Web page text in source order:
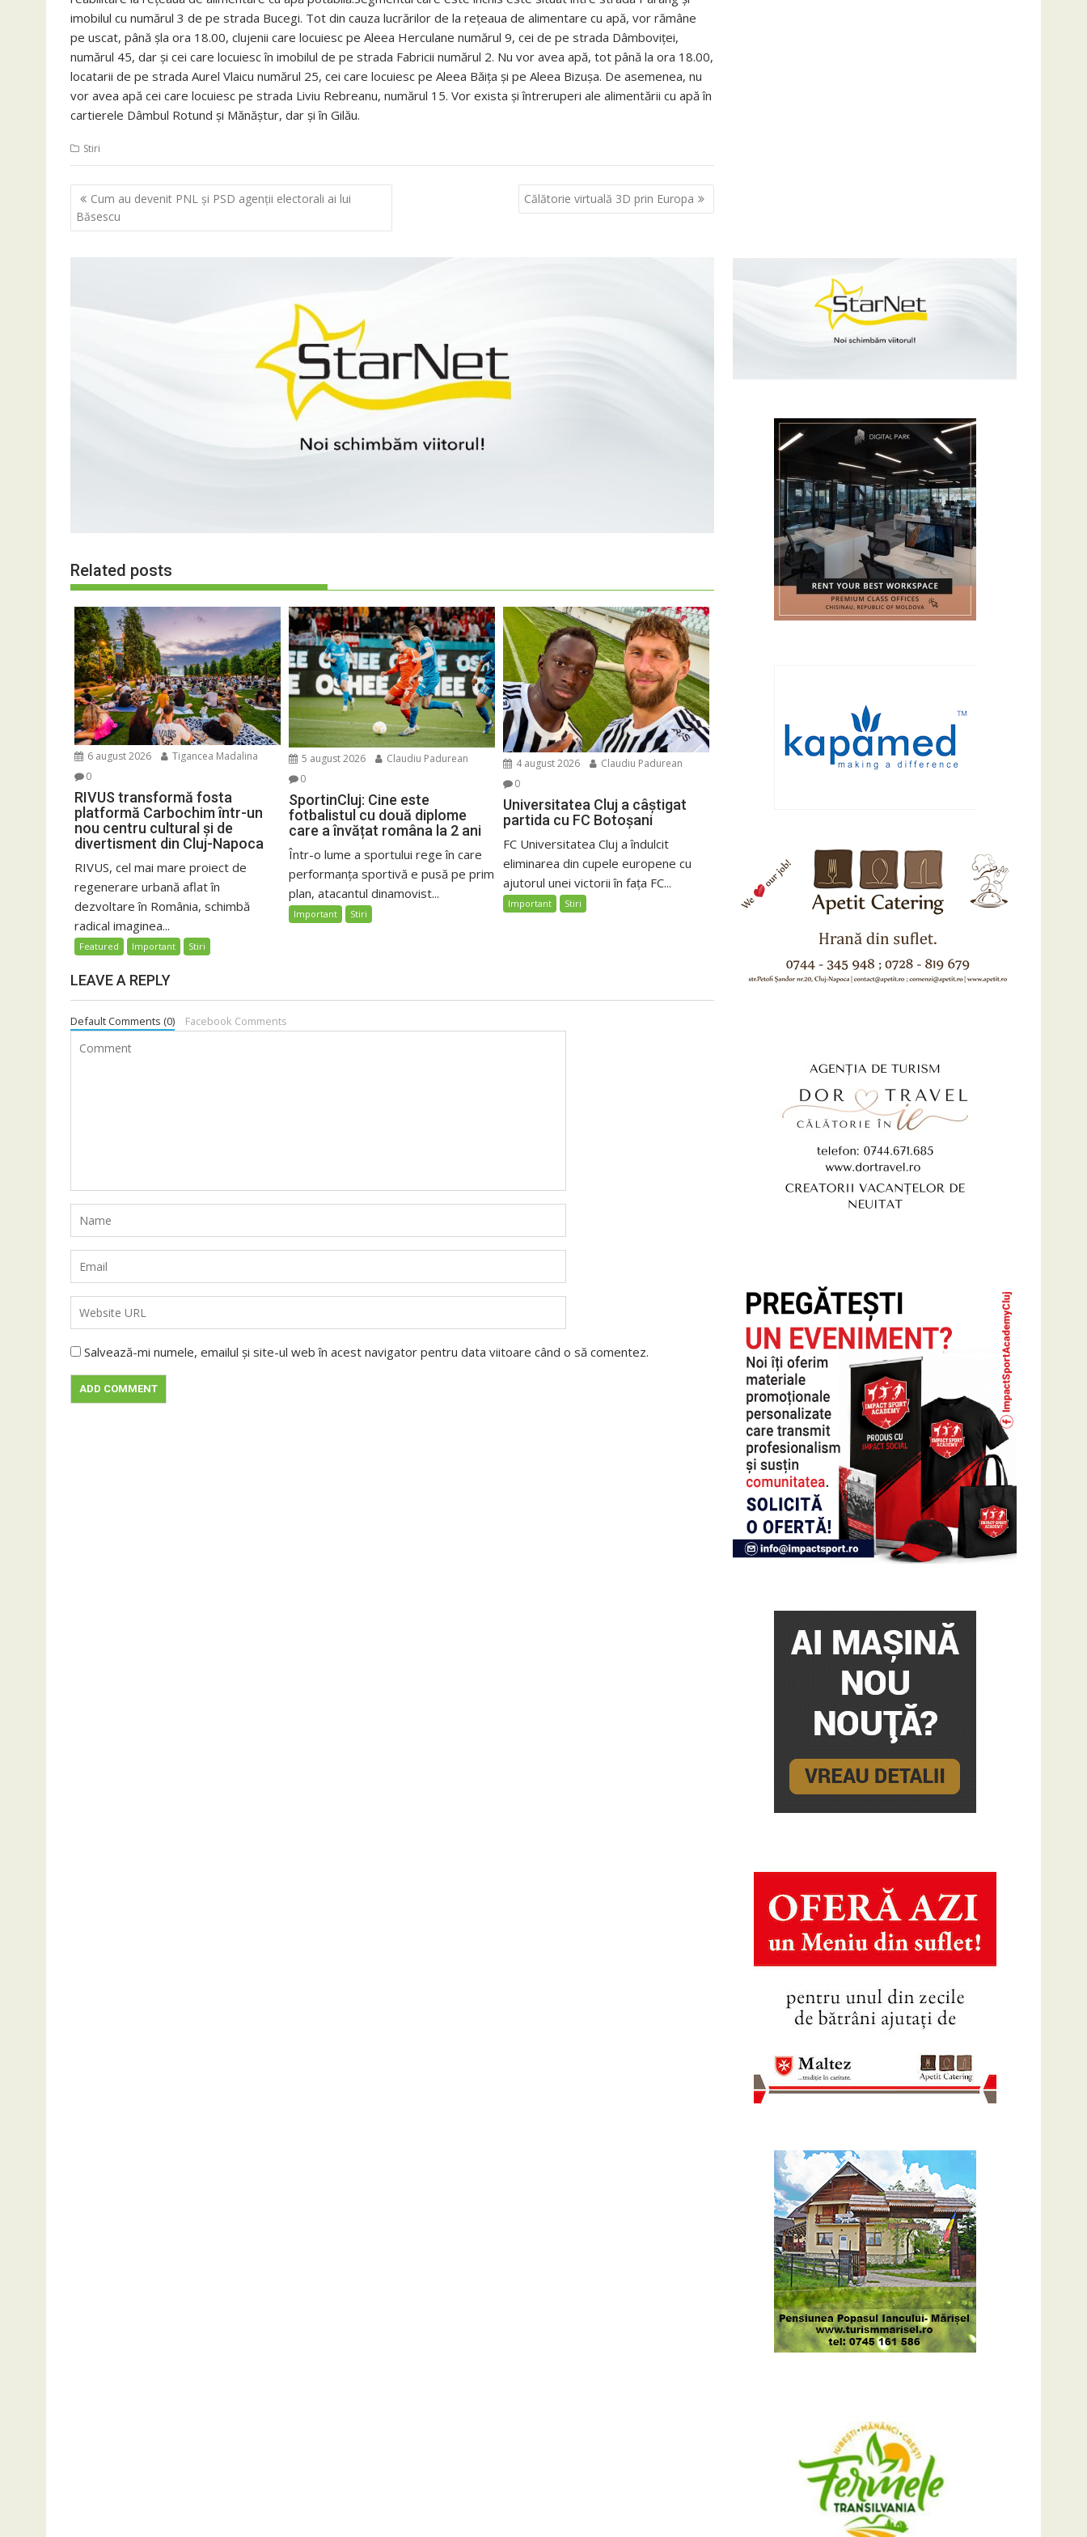
imobilul cu numărul 3 de pe strada Bucegi. Tot din cauza lucrărilor de la reţeaua de alimentare cu apă, vor rămâne
pe uscat, până şla ora 18.00, clujenii care locuiesc pe Aleea Herculane numărul 9, cei de pe strada Dâmboviţei,
numărul 45, dar şi cei care locuiesc în imobilul de pe strada Fabricii numărul 2. Nu vor avea apă, tot până la ora 18.00,
locatarii de pe strada Aurel Vlaicu numărul 25, cei care locuiesc pe Aleea Băiţa şi pe Aleea Bizuşa. De asemenea, nu
vor avea apă cei care locuiesc pe strada Liviu Rebreanu, numărul 15. Vor exista şi întreruperi ale alimentării cu apă în
cartierele Dâmbul Rotund şi Mănăştur, dar şi în Gilău.
Stiri
Navigare
în
articole
Cum au devenit PNL şi PSD agenţii electorali ai lui
Băsescu
Călătorie virtuală 3D prin Europa
Related posts
6 august 2026
Tigancea Madalina
0
RIVUS transformă fosta
platformă Carbochim într-un
nou centru cultural și de
divertisment din Cluj-Napoca
RIVUS, cel mai mare proiect de
regenerare urbană aflat în
dezvoltare în România, schimbă
radical imaginea...
Featured Important Stiri
5 august 2026
Claudiu Padurean
0
SportinCluj: Cine este
fotbalistul cu două diplome
care a învățat româna la 2 ani
Într-o lume a sportului rege în care
performanța sportivă e pusă pe prim
plan, atacantul dinamovist...
Important Stiri
4 august 2026
Claudiu Padurean
0
Universitatea Cluj a câștigat
partida cu FC Botoșani
FC Universitatea Cluj a îndulcit
eliminarea din cupele europene cu
ajutorul unei victorii în fața FC...
Important Stiri
LEAVE A REPLY
Default Comments (0) Facebook Comments
Salvează-mi numele, emailul și site-ul web în acest navigator pentru data viitoare când o să comentez.